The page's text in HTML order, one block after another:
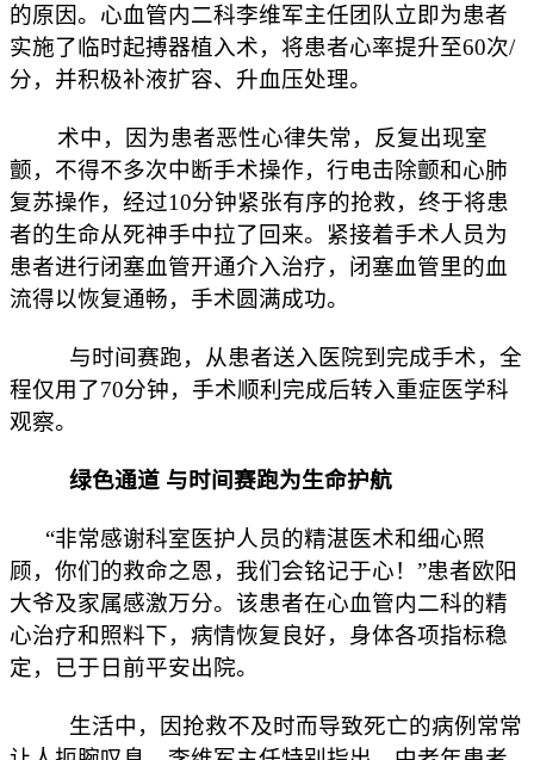
的原因。心血管内二科李维军主任团队立即为患者
实施了临时起搏器植入术，将患者心率提升至60次/
分，并积极补液扩容、升血压处理。
术中，因为患者恶性心律失常，反复出现室
颤，不得不多次中断手术操作，行电击除颤和心肺
复苏操作，经过10分钟紧张有序的抢救，终于将患
者的生命从死神手中拉了回来。紧接着手术人员为
患者进行闭塞血管开通介入治疗，闭塞血管里的血
流得以恢复通畅，手术圆满成功。
与时间赛跑，从患者送入医院到完成手术，全
程仅用了70分钟，手术顺利完成后转入重症医学科
观察。
绿色通道 与时间赛跑为生命护航
“非常感谢科室医护人员的精湛医术和细心照
顾，你们的救命之恩，我们会铭记于心！”患者欧阳
大爷及家属感激万分。该患者在心血管内二科的精
心治疗和照料下，病情恢复良好，身体各项指标稳
定，已于日前平安出院。
生活中，因抢救不及时而导致死亡的病例常常